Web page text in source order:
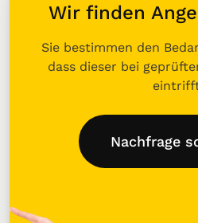
Wir finden
Sie bestimmen den
dass dieser bei
Nachfrage